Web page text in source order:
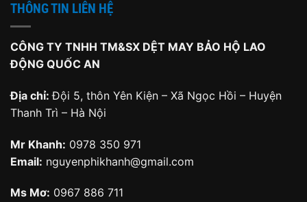
THÔNG TIN LIÊN HỆ
CÔNG TY TNHH TM&SX DỆT MAY BẢO HỘ LAO
ĐỘNG QUỐC AN
Địa chỉ:Đội 5, thôn Yên Kiện – Xã Ngọc Hồi – Huyện
Thanh Trì – Hà Nội
Mr Khanh: 0978 350 971
Email: nguyenphikhanh@gmail.com
Ms Mơ: 0967 886 711